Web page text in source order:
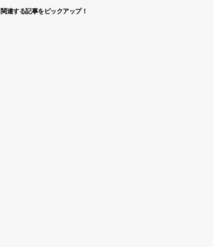
関連する記事をピックアップ！